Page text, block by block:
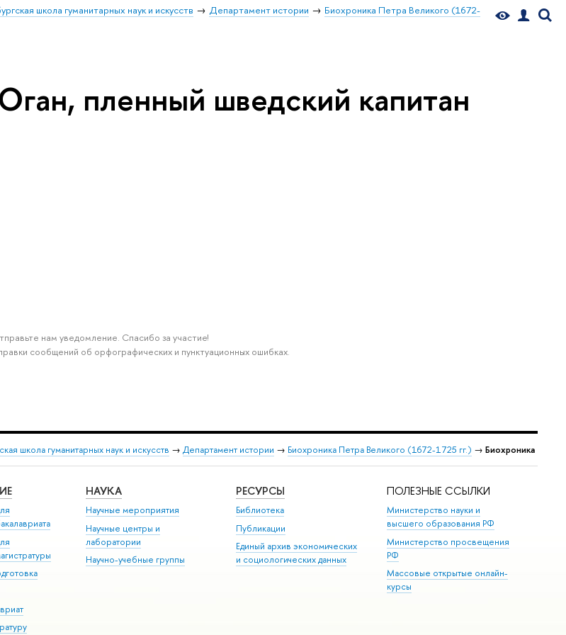
школа гуманитарных наук и искусств Департамент истории
Биохроника Петра Великого (1672-
пленный шведский капитан
нам уведомление. Спасибо за участие!
сообщений об орфографических и пунктуационных ошибках.
школа гуманитарных наук и искусств → Департамент истории → Биохроника Петра Великого (1672-1725 гг.) → Биохроника
НАУКА
Научные мероприятия
Научные центры и
лаборатории
Научно-учебные группы
РЕСУРСЫ
Библиотека
Публикации
Единый архив экономических
и социологических данных
ПОЛЕЗНЫЕ ССЫЛКИ
Министерство науки и
высшего образования РФ
Министерство просвещения
РФ
Массовые открытые онлайн-
курсы